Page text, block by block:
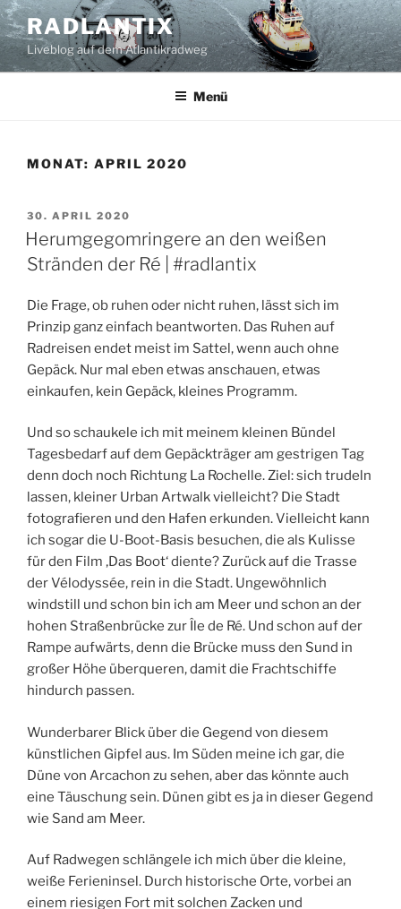
Zum
Inhalt
springen
RADLANTIX
Liveblog auf dem Atlantikradweg
Menü
MONAT: APRIL 2020
VERÖFFENTLICHT
AM
30. APRIL 2020
Herumgegomringere an den weißen
Stränden der Ré | #radlantix
Die Frage, ob ruhen oder nicht ruhen, lässt sich im
Prinzip ganz einfach beantworten. Das Ruhen auf
Radreisen endet meist im Sattel, wenn auch ohne
Gepäck. Nur mal eben etwas anschauen, etwas
einkaufen, kein Gepäck, kleines Programm.
Und so schaukele ich mit meinem kleinen Bündel
Tagesbedarf auf dem Gepäckträger am gestrigen Tag
denn doch noch Richtung La Rochelle. Ziel: sich trudeln
lassen, kleiner Urban Artwalk vielleicht? Die Stadt
fotografieren und den Hafen erkunden. Vielleicht kann
ich sogar die U-Boot-Basis besuchen, die als Kulisse
für den Film ‚Das Boot‘ diente? Zurück auf die Trasse
der Vélodyssée, rein in die Stadt. Ungewöhnlich
windstill und schon bin ich am Meer und schon an der
hohen Straßenbrücke zur Île de Ré. Und schon auf der
Rampe aufwärts, denn die Brücke muss den Sund in
großer Höhe überqueren, damit die Frachtschiffe
hindurch passen.
Wunderbarer Blick über die Gegend von diesem
künstlichen Gipfel aus. Im Süden meine ich gar, die
Düne von Arcachon zu sehen, aber das könnte auch
eine Täuschung sein. Dünen gibt es ja in dieser Gegend
wie Sand am Meer.
Auf Radwegen schlängele ich mich über die kleine,
weiße Ferieninsel. Durch historische Orte, vorbei an
einem riesigen Fort mit solchen Zacken und